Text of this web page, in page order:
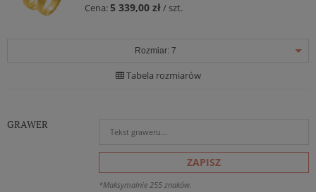
Cena:5 339,00 zł/ szt.
Rozmiar: 7
Tabela rozmiarów
GRAWER
ZAPISZ
*Maksymalnie 255 znaków.